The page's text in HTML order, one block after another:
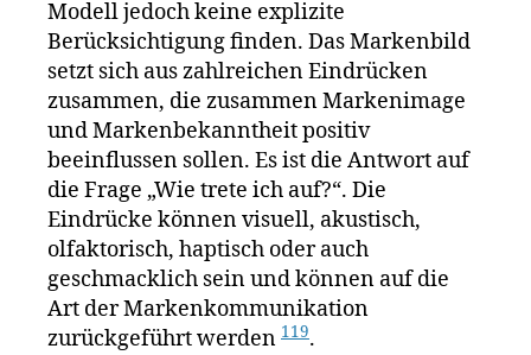
Modell jedoch keine explizite
Berücksichtigung finden. Das Markenbild
setzt sich aus zahlreichen Eindrücken
zusammen, die zusammen Markenimage
und Markenbekanntheit positiv
beeinflussen sollen. Es ist die Antwort auf
die Frage „Wie trete ich auf?“. Die
Eindrücke können visuell, akustisch,
olfaktorisch, haptisch oder auch
geschmacklich sein und können auf die
Art der Markenkommunikation
zurückgeführt werden 119.